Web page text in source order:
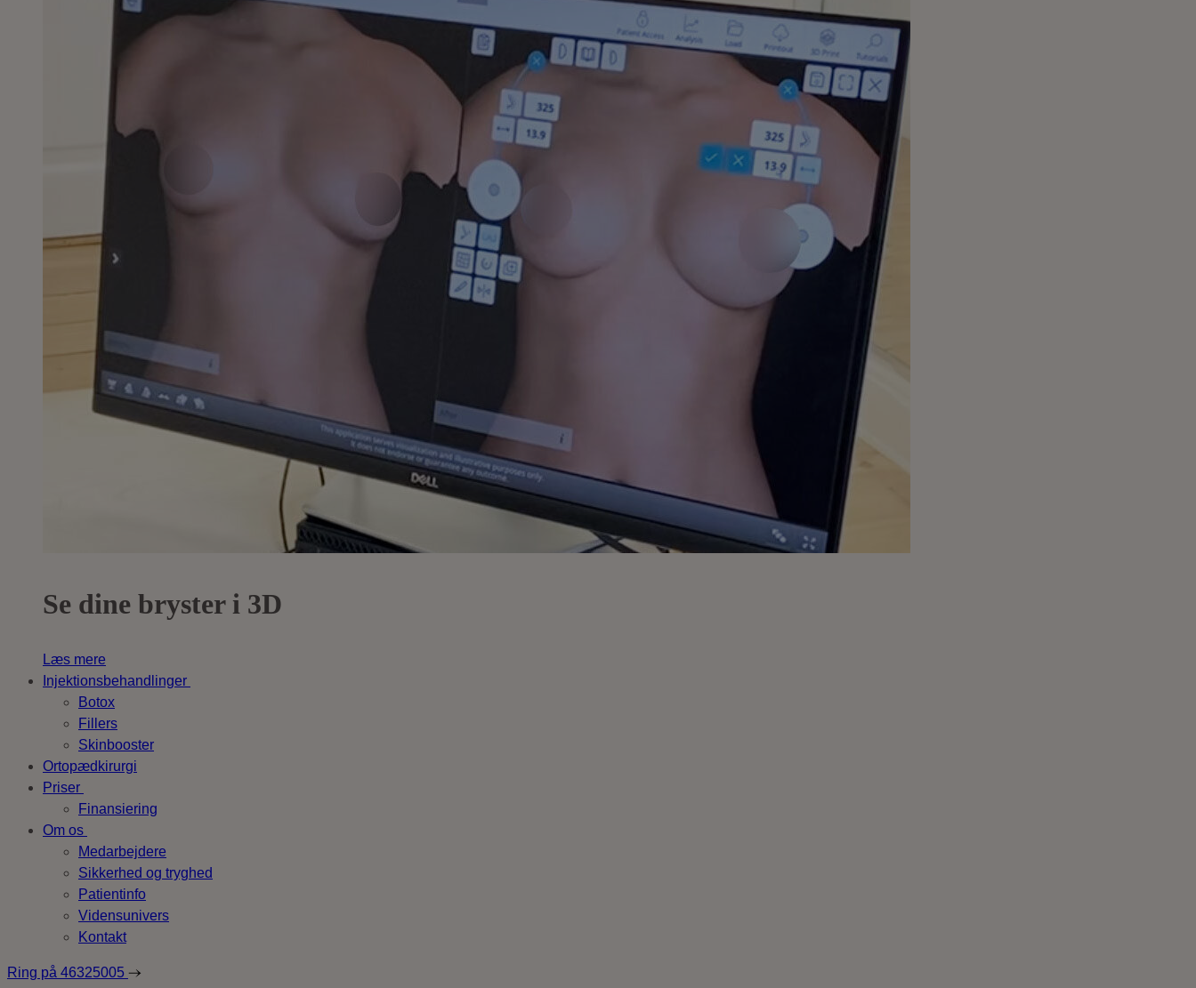
Se dine bryster i 3D
Læs mere
Injektionsbehandlinger
Botox
Fillers
Skinbooster
Ortopædkirurgi
Priser
Finansiering
Om os
Medarbejdere
Sikkerhed og tryghed
Patientinfo
Vidensunivers
Kontakt
Ring på 46325005